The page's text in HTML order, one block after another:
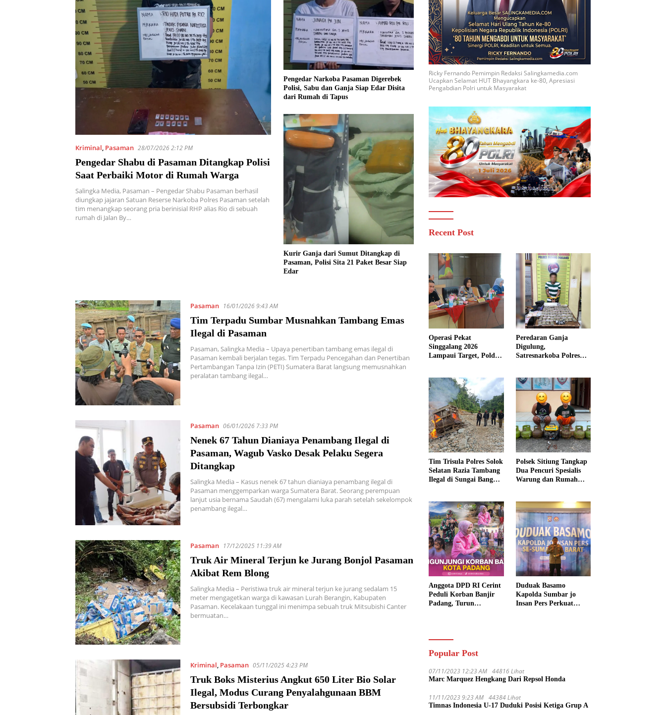
Kriminal, Pasaman 28/07/2026 2:12 PM
Pengedar Shabu di Pasaman Ditangkap Polisi
Saat Perbaiki Motor di Rumah Warga
Salingka Media, Pasaman – Pengedar Shabu Pasaman berhasil
diungkap jajaran Satuan Reserse Narkoba Polres Pasaman setelah
tim menangkap seorang pria berinisial RHP alias Rio di sebuah
rumah di Jalan By…
Pengedar Narkoba Pasaman Digerebek
Polisi, Sabu dan Ganja Siap Edar Disita
dari Rumah di Tapus
Kurir Ganja dari Sumut Ditangkap di
Pasaman, Polisi Sita 21 Paket Besar Siap
Edar
Pasaman 16/01/2026 9:43 AM
Tim Terpadu Sumbar Musnahkan Tambang Emas
Ilegal di Pasaman
Pasaman, Salingka Media – Upaya penertiban tambang emas ilegal di
Pasaman kembali berjalan tegas. Tim Terpadu Pencegahan dan Penertiban
Pertambangan Tanpa Izin (PETI) Sumatera Barat langsung memusnahkan
peralatan tambang ilegal…
Pasaman 06/01/2026 7:33 PM
Nenek 67 Tahun Dianiaya Penambang Ilegal di
Pasaman, Wagub Vasko Desak Pelaku Segera
Ditangkap
Salingka Media – Kasus nenek 67 tahun dianiaya penambang ilegal di
Pasaman menggemparkan warga Sumatera Barat. Seorang perempuan
lanjut usia bernama Saudah (67) mengalami luka parah setelah sekelompok
penambang ilegal…
Pasaman 17/12/2025 11:39 AM
Truk Air Mineral Terjun ke Jurang Bonjol Pasaman
Akibat Rem Blong
Salingka Media – Peristiwa truk air mineral terjun ke jurang sedalam 15
meter mengagetkan warga di kawasan Lurah Berangin, Kabupaten
Pasaman. Kecelakaan tunggal ini menimpa sebuah truk Mitsubishi Canter
bermuatan…
Kriminal, Pasaman 05/11/2025 4:23 PM
Truk Boks Misterius Angkut 650 Liter Bio Solar
Ilegal, Modus Curang Penyalahgunaan BBM
Bersubsidi Terbongkar
Ricky Fernando Pemimpin Redaksi Salingkamedia.com
Ucapkan Selamat HUT Bhayangkara ke-80, Apresiasi
Pengabdian Polri untuk Masyarakat
Recent Post
Operasi Pekat
Singgalang 2026
Lampaui Target, Polda
Kriminal
Peredaran Ganja
Digulung,
Satresnarkoba Polres
Siap Edar di Tanah
Datar
Tim Trisula Polres Solok
Selatan Razia Tambang
Ilegal di Sungai Bangko,
Polsek Sitiung Tangkap
Dua Pencuri Spesialis
Warung dan Rumah
Anggota DPD RI Cerint
Peduli Korban Banjir
Padang, Turun
Duduak Basamo
Kapolda Sumbar jo
Insan Pers Perkuat
Popular Post
07/11/2023 12:23 AM 44816 Lihat
Marc Marquez Hengkang Dari Repsol Honda
11/11/2023 9:23 AM 44384 Lihat
Timnas Indonesia U-17 Duduki Posisi Ketiga Grup A